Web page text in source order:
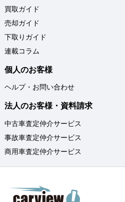
買取ガイド
売却ガイド
下取りガイド
連載コラム
個人のお客様
ヘルプ・お問い合わせ
法人のお客様・資料請求
中古車査定仲介サービス
事故車査定仲介サービス
商用車査定仲介サービス